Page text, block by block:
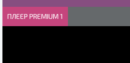
ПЛЕЕР PREMIUM 1